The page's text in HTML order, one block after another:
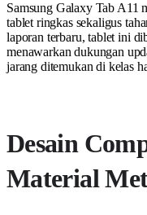
Samsung Galaxy Tab A11
tablet ringkas sekaligus
laporan terbaru, tablet ini
menawarkan dukungan
jarang ditemukan di kelas
Desain
Material